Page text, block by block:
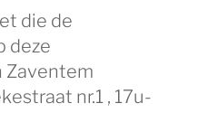
die de
deze
Zaventem
nr.1 , 17u-